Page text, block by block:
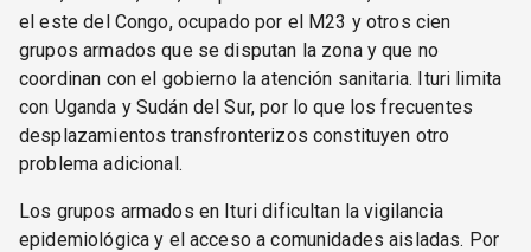
el este del Congo, ocupado por el M23 y otros cien
grupos armados que se disputan la zona y que no
coordinan con el gobierno la atención sanitaria. Ituri limita
con Uganda y Sudán del Sur, por lo que los frecuentes
desplazamientos transfronterizos constituyen otro
problema adicional.
Los grupos armados en Ituri dificultan la vigilancia
epidemiológica y el acceso a comunidades aisladas. Por